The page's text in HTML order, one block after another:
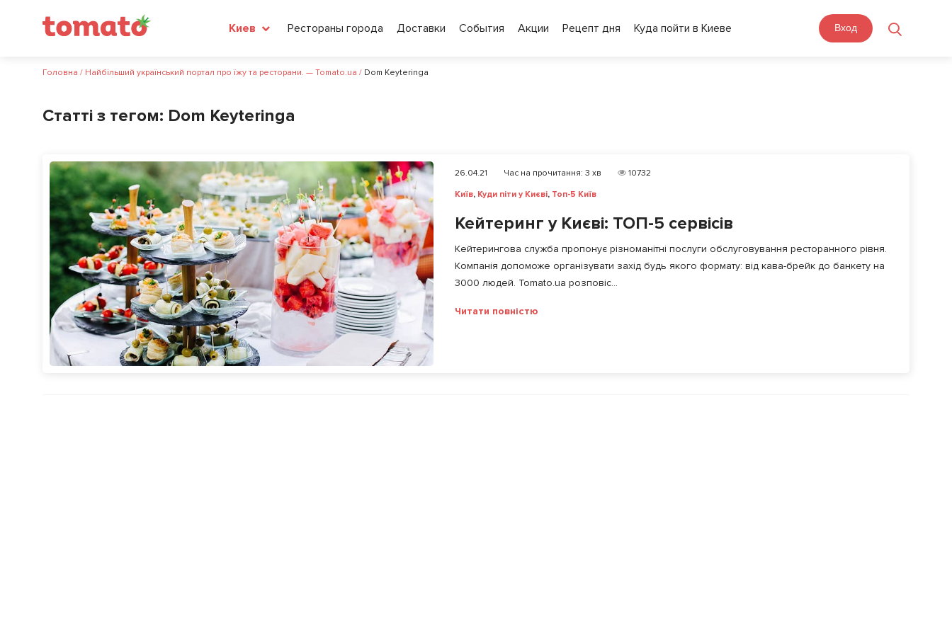
Киев Рестораны города Доставки События Акции Рецепт дня Куда пойти в Киеве Вход
Головна / Найбільший український портал про їжу та ресторани. — Tomato.ua / Dom Keyteringa
Статті з тегом: Dom Keyteringa
26.04.21 Час на прочитання: 3 хв
10732
Київ, Куди піти у Києві, Топ-5 Київ
Кейтеринг у Києві: ТОП-5 сервісів
Кейтерингова служба пропонує різноманітні послуги обслуговування ресторанного рівня.
Компанія допоможе організувати захід будь якого формату: від кава-брейк до банкету на
3000 людей. Tomato.ua розповіс...
Читати повністю